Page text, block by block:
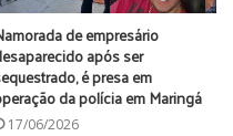
de empresário
após ser
é presa em
da polícia em Maringá
17/06/2026